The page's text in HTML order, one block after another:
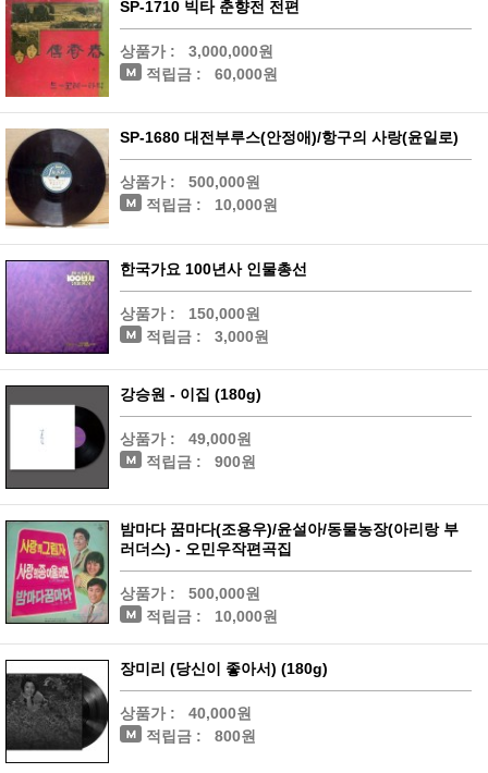
SP-1710 빅타 춘향전 전편
상품가 :
3,000,000원
적립금 :
60,000원
SP-1680 대전부루스(안정애)/항구의 사랑(윤일로)
상품가 :
500,000원
적립금 :
10,000원
한국가요 100년사 인물총선
상품가 :
150,000원
적립금 :
3,000원
강승원 - 이집 (180g)
상품가 :
49,000원
적립금 :
900원
밤마다 꿈마다(조용우)/윤설아/동물농장(아리랑 부
러더스) - 오민우작편곡집
상품가 :
500,000원
적립금 :
10,000원
장미리 (당신이 좋아서) (180g)
상품가 :
40,000원
적립금 :
800원